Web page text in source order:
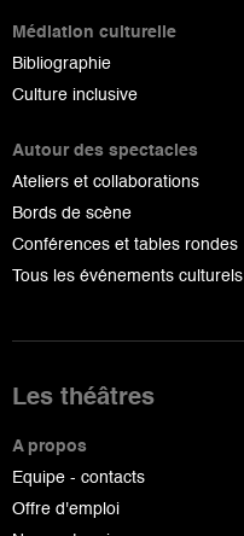
Médiation culturelle
Bibliographie
Culture inclusive
Autour des spectacles
Ateliers et collaborations
Bords de scène
Conférences et tables rondes
Tous les événements culturels
Les théâtres
A propos
Equipe - contacts
Offre d'emploi